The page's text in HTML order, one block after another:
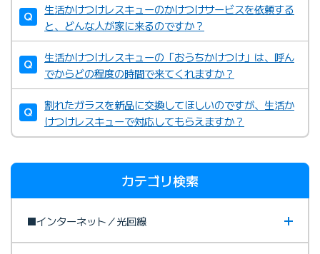
生活かけつけレスキューのかけつけサービスを依頼する
と、どんな人が家に来るのですか？
生活かけつけレスキューの「おうちかけつけ」は、呼ん
でからどの程度の時間で来てくれますか？
割れたガラスを新品に交換してほしいのですが、生活か
けつけレスキューで対応してもらえますか？
カテゴリ検索
■インターネット／光回線